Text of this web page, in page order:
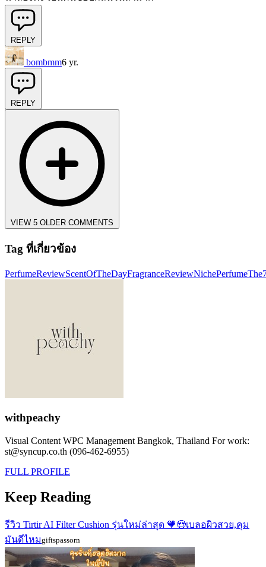
REPLY
bombmm6 yr.
REPLY
VIEW 5 OLDER COMMENTS
Tag ที่เกี่ยวข้อง
PerfumeReviewScentOfTheDayFragranceReviewNichePerfume
withpeachy
Visual Content WPC Management Bangkok, Thailand For work:
st@syncup.co.th (096-462-6955)
FULL PROFILE
Keep Reading
รีวิว Tirtir AI Filter Cushion รุ่นใหม่ล่าสุด 🧡😍เบลอผิวสวย,คุม
มันดีไหมgiftspassorn